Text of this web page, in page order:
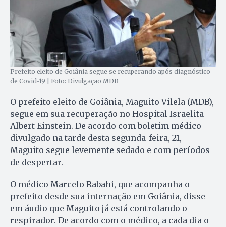
Prefeito eleito de Goiânia segue se recuperando após diagnóstico
de Covid-19 | Foto: Divulgação MDB
O prefeito eleito de Goiânia, Maguito Vilela (MDB),
segue em sua recuperação no Hospital Israelita
Albert Einstein. De acordo com boletim médico
divulgado na tarde desta segunda-feira, 21,
Maguito segue levemente sedado e com períodos
de despertar.
O médico Marcelo Rabahi, que acompanha o
prefeito desde sua internação em Goiânia, disse
em áudio que Maguito já está controlando o
respirador. De acordo com o médico, a cada dia o